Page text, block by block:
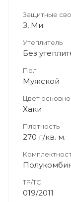
Защитные
З, Ми
Утеплитель
Без
Пол
Мужской
Цвет
Хаки
Плотность
270 г/кв. м.
ТР/ТС
019/2011